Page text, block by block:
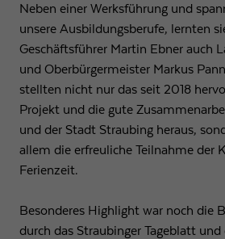
Neben einer Werksführung und
unsere Ausbildungsberufe, lernten
Geschäftsführer Martin Ebner auch
und Oberbürgermeister Markus
stellten nicht nur das seit 2018
Projekt und die gute
und der Stadt Straubing heraus,
allem die erfreuliche Teilnahme der
Ferienzeit.
Besonderes Highlight war noch die
durch das Straubinger Tageblatt